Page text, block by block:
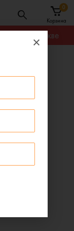
Корзина
0
в Москве